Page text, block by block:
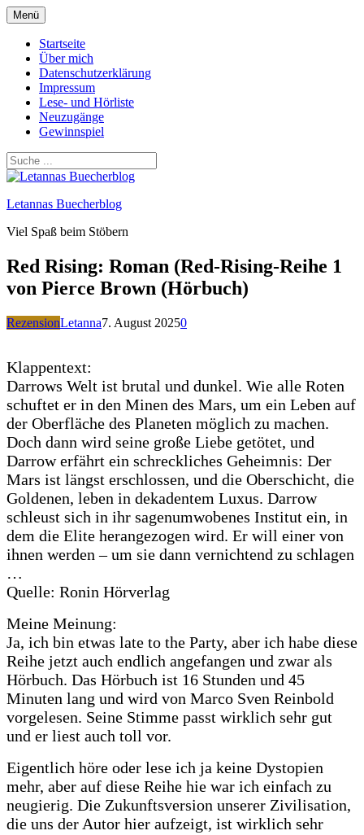
Zum
Inhalt
springen
Menü
Startseite
Über mich
Datenschutzerklärung
Impressum
Lese- und Hörliste
Neuzugänge
Gewinnspiel
Letannas Buecherblog
Viel Spaß beim Stöbern
Red Rising: Roman (Red-Rising-Reihe 1
von Pierce Brown (Hörbuch)
RezensionLetanna7. August 20250
Klappentext:
Darrows Welt ist brutal und dunkel. Wie alle Roten
schuftet er in den Minen des Mars, um ein Leben auf
der Oberfläche des Planeten möglich zu machen.
Doch dann wird seine große Liebe getötet, und
Darrow erfährt ein schreckliches Geheimnis: Der
Mars ist längst erschlossen, und die Oberschicht, die
Goldenen, leben in dekadentem Luxus. Darrow
schleust sich in ihr sagenumwobenes Institut ein, in
dem die Elite herangezogen wird. Er will einer von
ihnen werden – um sie dann vernichtend zu schlagen
…
Quelle: Ronin Hörverlag
Meine Meinung:
Ja, ich bin etwas late to the Party, aber ich habe diese
Reihe jetzt auch endlich angefangen und zwar als
Hörbuch. Das Hörbuch ist 16 Stunden und 45
Minuten lang und wird von Marco Sven Reinbold
vorgelesen. Seine Stimme passt wirklich sehr gut
und er liest auch toll vor.
Eigentlich höre oder lese ich ja keine Dystopien
mehr, aber auf diese Reihe hie war ich einfach zu
neugierig. Die Zukunftsversion unserer Zivilisation,
die uns der Autor hier aufzeigt, ist wirklich sehr